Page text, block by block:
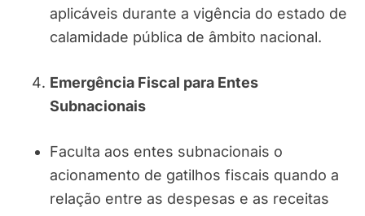
aplicáveis durante a vigência do estado de
calamidade pública de âmbito nacional.
Emergência Fiscal para Entes
Subnacionais
Faculta aos entes subnacionais o
acionamento de gatilhos fiscais quando a
relação entre as despesas e as receitas